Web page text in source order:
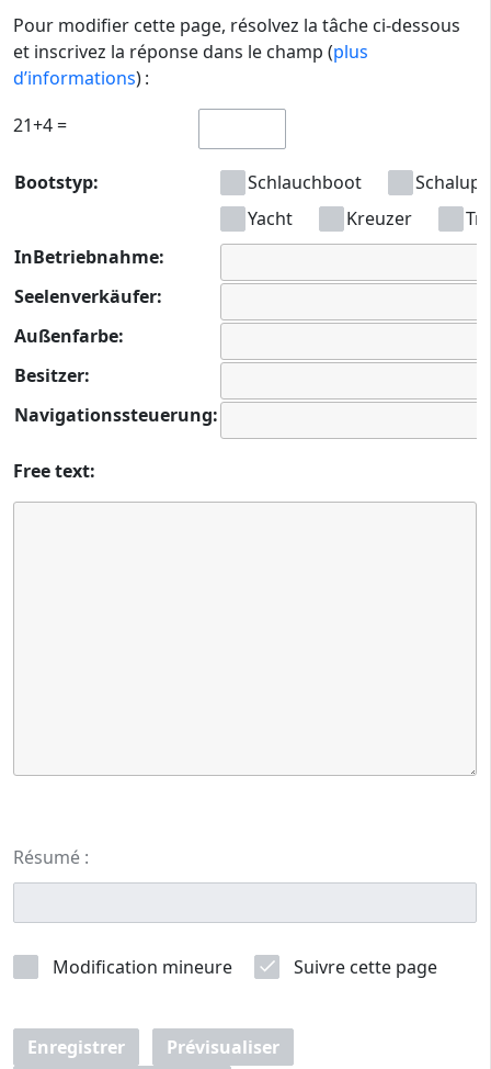
Pour modifier cette page, résolvez la tâche ci-dessous
et inscrivez la réponse dans le champ (plus
d’informations) :
21+4 =
Bootstyp: Schlauchboot
Yacht
Kreuzer
InBetriebnahme:
Seelenverkäufer:
Außenfarbe:
Besitzer:
Navigationssteuerung:
Free text:
Résumé :
Modification mineure Suivre cette page
Enregistrer Prévisualiser